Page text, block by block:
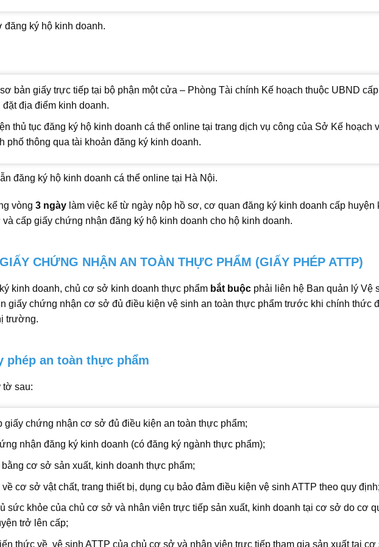
đăng ký hộ kinh doanh.
bản giấy trực tiếp tại bộ phận một cửa – Phòng Tài chính Kế hoạch thuộc UBND cấp
địa điểm kinh doanh.
thủ tục đăng ký hộ kinh doanh cá thể online tại trang dịch vụ công của Sở Kế hoạch
phố thông qua tài khoản đăng ký kinh doanh.
đăng ký hộ kinh doanh cá thể online tại Hà Nội.
vòng 3 ngày làm việc kể từ ngày nộp hồ sơ, cơ quan đăng ký kinh doanh cấp huyện
cấp giấy chứng nhận đăng ký hộ kinh doanh cho hộ kinh doanh.
CHỨNG NHẬN AN TOÀN THỰC PHẨM (GIẤY PHÉP ATTP)
kinh doanh, chủ cơ sở kinh doanh thực phẩm bắt buộc phải liên hệ Ban quản lý Vệ
giấy chứng nhận cơ sở đủ điều kiện vệ sinh an toàn thực phẩm trước khi chính thức
trường.
phép an toàn thực phẩm
tờ sau:
giấy chứng nhận cơ sở đủ điều kiện an toàn thực phẩm;
nhận đăng ký kinh doanh (có đăng ký ngành thực phẩm);
bằng cơ sở sản xuất, kinh doanh thực phẩm;
về cơ sở vật chất, trang thiết bị, dụng cụ bảo đảm điều kiện vệ sinh ATTP theo quy định;
sức khỏe của chủ cơ sở và nhân viên trực tiếp sản xuất, kinh doanh tại cơ sở do cơ
trở lên cấp;
thức về vệ sinh ATTP của chủ cơ sở và nhân viên trực tiếp tham gia sản xuất tại cơ